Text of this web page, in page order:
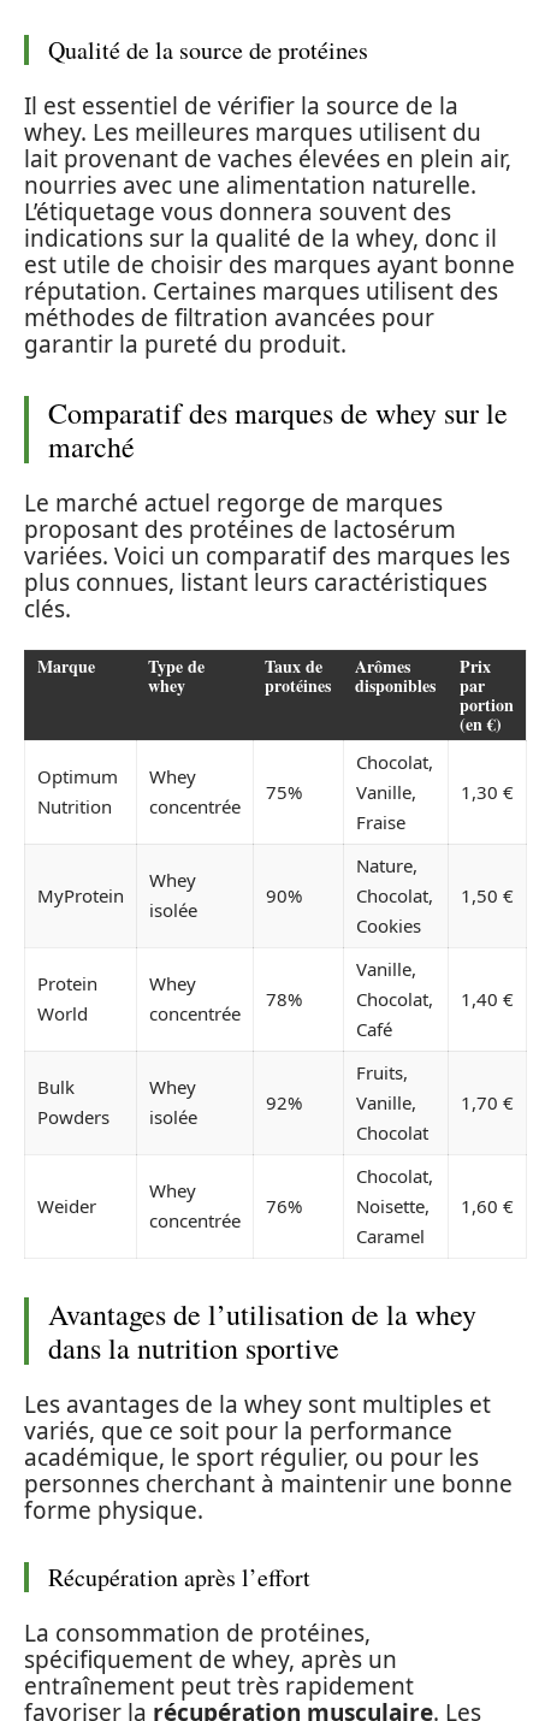
Qualité de la source de protéines
Il est essentiel de vérifier la source de la
whey. Les meilleures marques utilisent du
lait provenant de vaches élevées en plein air,
nourries avec une alimentation naturelle.
L’étiquetage vous donnera souvent des
indications sur la qualité de la whey, donc il
est utile de choisir des marques ayant bonne
réputation. Certaines marques utilisent des
méthodes de filtration avancées pour
garantir la pureté du produit.
Comparatif des marques de whey sur le
marché
Le marché actuel regorge de marques
proposant des protéines de lactosérum
variées. Voici un comparatif des marques les
plus connues, listant leurs caractéristiques
clés.
Marque Type de
whey
Taux de
protéines
Arômes
disponibles
Prix
par
portion
(en €)
Optimum
Nutrition
Whey
concentrée
75%
Chocolat,
Vanille,
Fraise
1,30 €
MyProtein
Whey
isolée
90%
Nature,
Chocolat,
Cookies
1,50 €
Protein
World
Whey
concentrée
78%
Vanille,
Chocolat,
Café
1,40 €
Bulk
Powders
Whey
isolée
92%
Fruits,
Vanille,
Chocolat
1,70 €
Weider
Whey
concentrée
76%
Chocolat,
Noisette,
Caramel
1,60 €
Avantages de l’utilisation de la whey
dans la nutrition sportive
Les avantages de la whey sont multiples et
variés, que ce soit pour la performance
académique, le sport régulier, ou pour les
personnes cherchant à maintenir une bonne
forme physique.
Récupération après l’effort
La consommation de protéines,
spécifiquement de whey, après un
entraînement peut très rapidement
favoriser la récupération musculaire. Les